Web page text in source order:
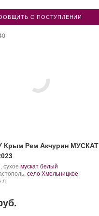
О ПОСТУПЛЕНИИ
Крым Рем Акчурин МУСКАТ
сухое .
Сорт
мускат белый
село Хмельницкое
л